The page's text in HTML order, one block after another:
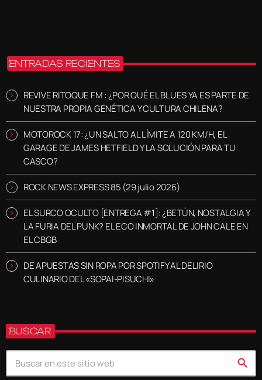
ENTRADAS RECIENTES
REVIVE RITOQUE FM : ¿POR QUÉ EL BLUES YA ES PARTE DE
NUESTRA PROPIA GENÉTICA Y CULTURA CHILENA?
MOTOROCK 17: ¿UN SALTO AL LÍMITE A 120 KM/H, EL
GARAGE DE JAMES HETFIELD Y LA SOLUCIÓN PARA TU
CASCO?
ROCK NEWS EXPRESS 85 (29 julio 2026)
EL SURCO OCULTO [ENTREGA #1]: ¿BETÚN, NOSTALGIA Y
LA FURIA DEL PUNK? EL ECO INMORTAL DE JOHN CALE EN
EL CBGB
DE APUESTAS SIN ROPA POR SPOTIFY AL DELIRIO
CULINARIO DEL «SOPAI-PISUCHI»
BUSCAR
search